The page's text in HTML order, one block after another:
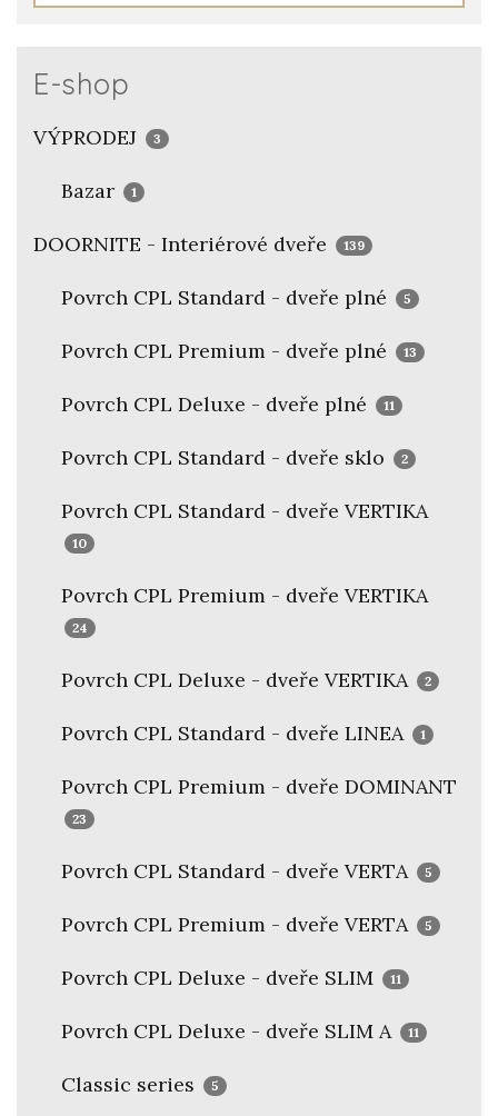
E-shop
VÝPRODEJ 3
Bazar 1
DOORNITE - Interiérové dveře 139
Povrch CPL Standard - dveře plné 5
Povrch CPL Premium - dveře plné 13
Povrch CPL Deluxe - dveře plné 11
Povrch CPL Standard - dveře sklo 2
Povrch CPL Standard - dveře VERTIKA
10
Povrch CPL Premium - dveře VERTIKA
24
Povrch CPL Deluxe - dveře VERTIKA 2
Povrch CPL Standard - dveře LINEA 1
Povrch CPL Premium - dveře DOMINANT
23
Povrch CPL Standard - dveře VERTA 5
Povrch CPL Premium - dveře VERTA 5
Povrch CPL Deluxe - dveře SLIM 11
Povrch CPL Deluxe - dveře SLIM A 11
Classic series 5